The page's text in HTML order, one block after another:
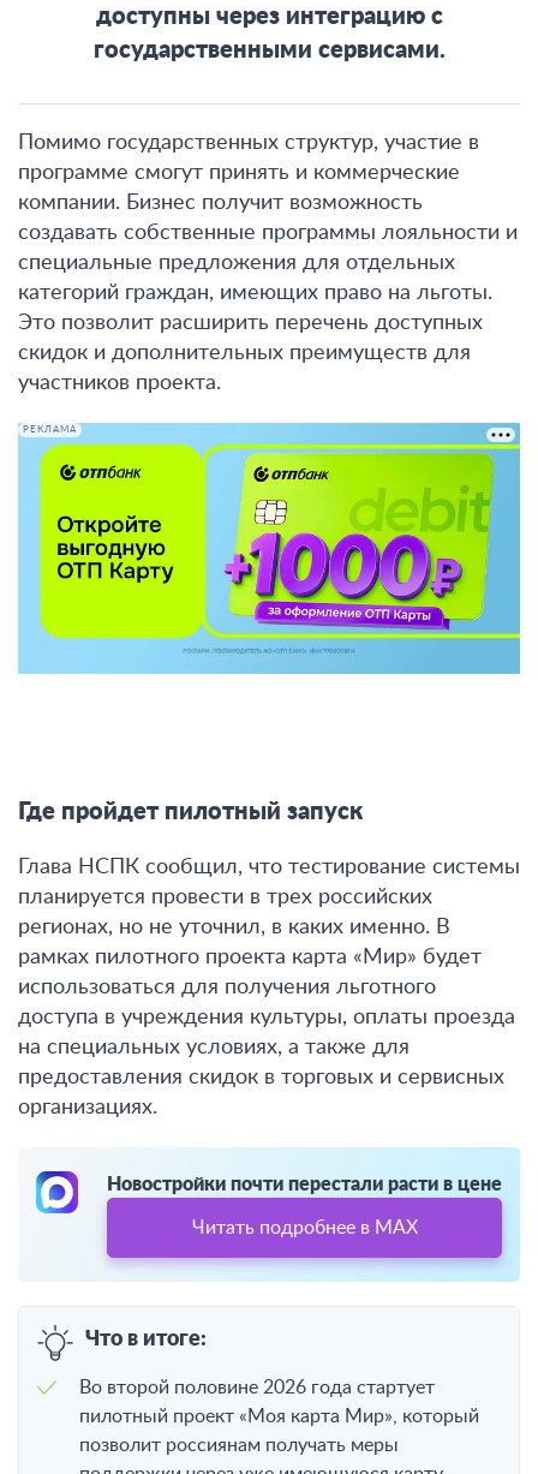
доступны через интеграцию с
государственными сервисами.
Помимо государственных структур, участие в
программе смогут принять и коммерческие
компании. Бизнес получит возможность
создавать собственные программы лояльности и
специальные предложения для отдельных
категорий граждан, имеющих право на льготы.
Это позволит расширить перечень доступных
скидок и дополнительных преимуществ для
участников проекта.
РЕКЛАМА
Где пройдет пилотный запуск
Глава НСПК сообщил, что тестирование системы
планируется провести в трех российских
регионах, но не уточнил, в каких именно. В
рамках пилотного проекта карта «Мир» будет
использоваться для получения льготного
доступа в учреждения культуры, оплаты проезда
на специальных условиях, а также для
предоставления скидок в торговых и сервисных
организациях.
Новостройки почти перестали расти в цене
Читать подробнее в MAX
Что в итоге:
Во второй половине 2026 года стартует
пилотный проект «Моя карта Мир», который
позволит россиянам получать меры